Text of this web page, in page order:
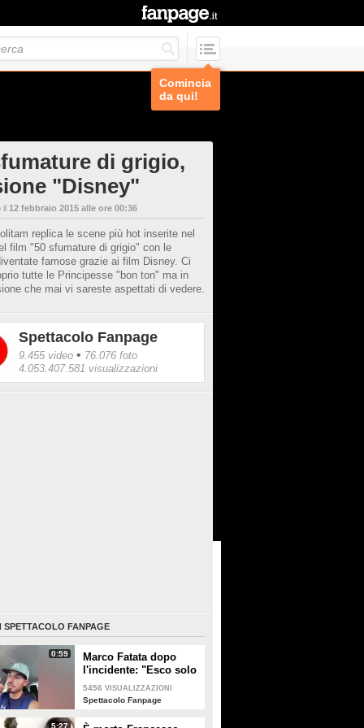
Comincia
da qui!
di grigio,
"Disney"
il 12 febbraio 2015 alle ore 00:36
replica le scene più hot inserite nel
film "50 sfumature di grigio" con le
famose grazie ai film Disney. Ci
tutte le Principesse "bon ton" ma in
che mai vi sareste aspettati di vedere.
Spettacolo Fanpage
9.455 video • 76.076 foto
4.053.407.581 visualizzazioni
SPETTACOLO FANPAGE
0:59
Marco Fatata dopo
l'incidente: "Esco solo
di sera, i primi tempi
non riuscivo a
5456 VISUALIZZAZIONI
Spettacolo Fanpage
5:27